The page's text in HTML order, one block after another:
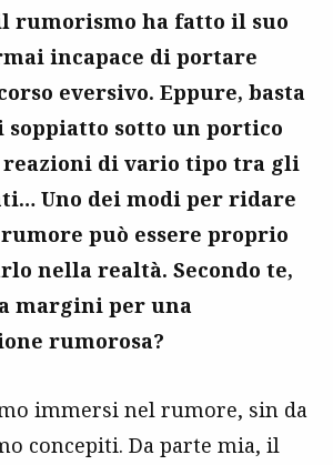
rumorismo ha fatto il suo
incapace di portare
eversivo. Eppure, basta
sotto un portico
reazioni di vario tipo tra gli
Uno dei modi per ridare
può essere proprio
nella realtà. Secondo te,
margini per una
rumorosa?
immersi nel rumore, sin da
concepiti. Da parte mia, il